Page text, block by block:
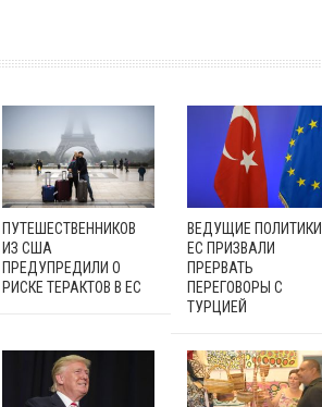
ПУТЕШЕСТВЕННИКОВ
ИЗ США
ПРЕДУПРЕДИЛИ О
РИСКЕ ТЕРАКТОВ В ЕС
ВЕДУЩИЕ ПОЛИТИКИ
ЕС ПРИЗВАЛИ
ПРЕРВАТЬ
ПЕРЕГОВОРЫ С
ТУРЦИЕЙ